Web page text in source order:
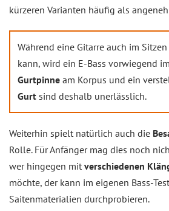
kürzeren Varianten häufig als
Während eine Gitarre auch im
kann, wird ein E-Bass vorwiegend im
Gurtpinne am Korpus und ein
Gurt sind deshalb unerlässlich.
Weiterhin spielt natürlich auch die
Rolle. Für Anfänger mag dies noch
wer hingegen mit verschiedenen
möchte, der kann im eigenen Bass-
Saitenmaterialien durchprobieren.